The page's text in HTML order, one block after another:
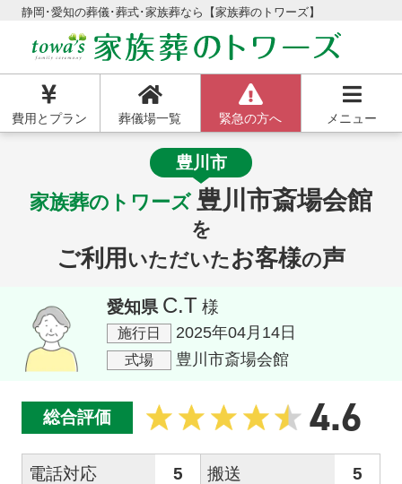
静岡･愛知の葬儀･葬式･家族葬なら【家族葬のトワーズ】
費用とプラン 葬儀場一覧 緊急の方へ メニュー
豊川市
家族葬のトワーズ 豊川市斎場会館
を
ご利用 いただいた お客様の声
愛知県 C.T 様
施行日 2025年04月14日
式場 豊川市斎場会館
総合評価 4.6
電話対応 5 搬送 5